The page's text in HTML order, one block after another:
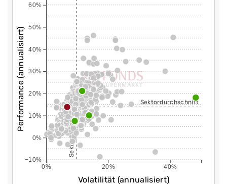
0% 20% 40%
−10%
0%
10%
20%
30%
40%
50%
60%
Sektordurchschnitt
Sektordurchschnitt
Volatilität (annualisiert)
Performance (annualisiert)